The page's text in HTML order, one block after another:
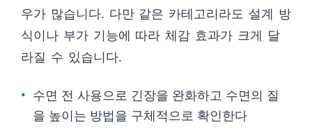
우가 많습니다. 다만 같은 카테고리라도 설계 방
식이나 부가 기능에 따라 체감 효과가 크게 달
라질 수 있습니다.
수면 전 사용으로 긴장을 완화하고 수면의 질
을 높이는 방법을 구체적으로 확인한다